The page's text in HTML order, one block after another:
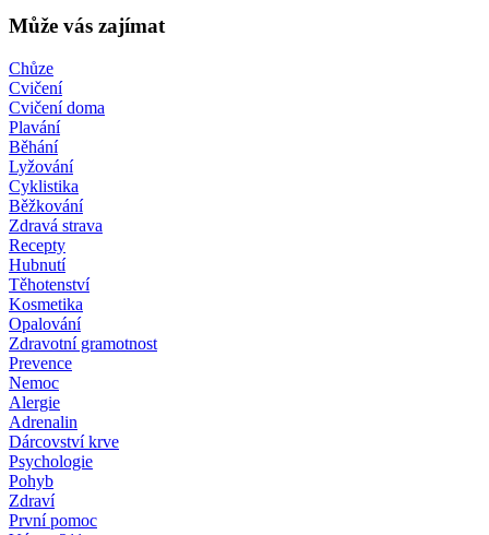
Může vás zajímat
Chůze
Cvičení
Cvičení doma
Plavání
Běhání
Lyžování
Cyklistika
Běžkování
Zdravá strava
Recepty
Hubnutí
Těhotenství
Kosmetika
Opalování
Zdravotní gramotnost
Prevence
Nemoc
Alergie
Adrenalin
Dárcovství krve
Psychologie
Pohyb
Zdraví
První pomoc